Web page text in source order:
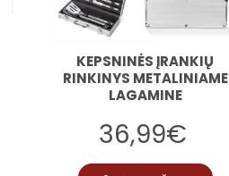
KEPSNINĖS ĮRANKIŲ
RINKINYS METALINIAME
LAGAMINE
36,99€